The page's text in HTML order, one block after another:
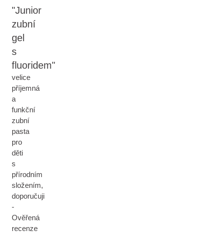
Junior
zubní
gel
s
fluoridem
velice
příjemná
a
funkční
zubní
pasta
pro
děti
s
přírodním
složením,
doporučuji
-
Ověřená
recenze